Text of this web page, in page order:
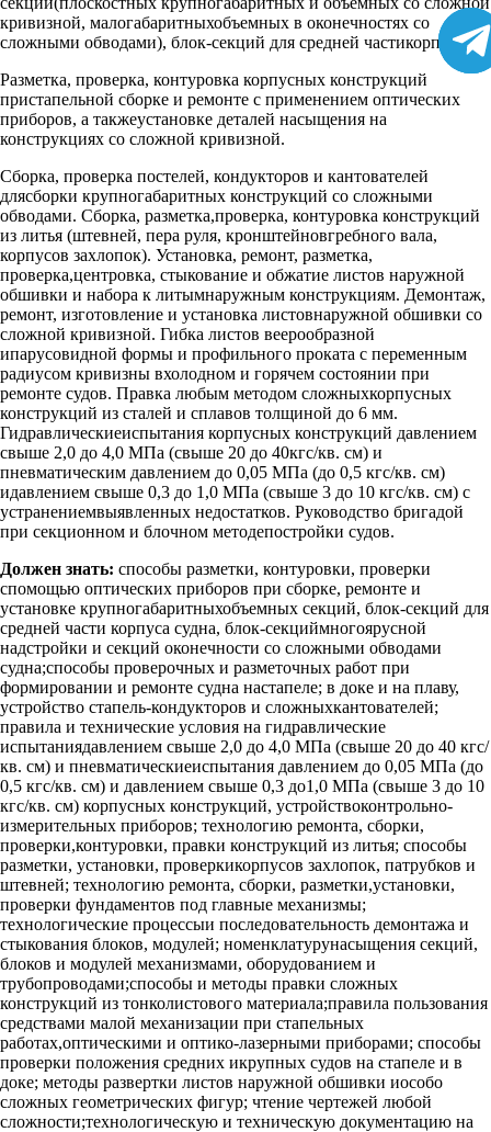
кривизной, малогабаритныхобъемных в оконечностях со
сложными обводами), блок-секций для средней частикорпуса.
Разметка, проверка, контуровка корпусных конструкций
пристапельной сборке и ремонте с применением оптических
приборов, а такжеустановке деталей насыщения на
конструкциях со сложной кривизной.
Сборка, проверка постелей, кондукторов и кантователей
длясборки крупногабаритных конструкций со сложными
обводами. Сборка, разметка,проверка, контуровка конструкций
из литья (штевней, пера руля, кронштейновгребного вала,
корпусов захлопок). Установка, ремонт, разметка,
проверка,центровка, стыкование и обжатие листов наружной
обшивки и набора к литымнаружным конструкциям. Демонтаж,
ремонт, изготовление и установка листовнаружной обшивки со
сложной кривизной. Гибка листов веерообразной
ипарусовидной формы и профильного проката с переменным
радиусом кривизны вхолодном и горячем состоянии при
ремонте судов. Правка любым методом сложныхкорпусных
конструкций из сталей и сплавов толщиной до 6 мм.
Гидравлическиеиспытания корпусных конструкций давлением
свыше 2,0 до 4,0 МПа (свыше 20 до 40кгс/кв. см) и
пневматическим давлением до 0,05 МПа (до 0,5 кгс/кв. см)
идавлением свыше 0,3 до 1,0 МПа (свыше 3 до 10 кгс/кв. см) с
устранениемвыявленных недостатков. Руководство бригадой
при секционном и блочном методепостройки судов.
Должен знать: способы разметки, контуровки, проверки
спомощью оптических приборов при сборке, ремонте и
установке крупногабаритныхобъемных секций, блок-секций для
средней части корпуса судна, блок-секциймногоярусной
надстройки и секций оконечности со сложными обводами
судна;способы проверочных и разметочных работ при
формировании и ремонте судна настапеле; в доке и на плаву,
устройство стапель-кондукторов и сложныхкантователей;
правила и технические условия на гидравлические
испытаниядавлением свыше 2,0 до 4,0 МПа (свыше 20 до 40 кгс/
кв. см) и пневматическиеиспытания давлением до 0,05 МПа (до
0,5 кгс/кв. см) и давлением свыше 0,3 до1,0 МПа (свыше 3 до 10
кгс/кв. см) корпусных конструкций, устройствоконтрольно-
измерительных приборов; технологию ремонта, сборки,
проверки,контуровки, правки конструкций из литья; способы
разметки, установки, проверкикорпусов захлопок, патрубков и
штевней; технологию ремонта, сборки, разметки,установки,
проверки фундаментов под главные механизмы;
технологические процессыи последовательность демонтажа и
стыкования блоков, модулей; номенклатурунасыщения секций,
блоков и модулей механизмами, оборудованием и
трубопроводами;способы и методы правки сложных
конструкций из тонколистового материала;правила пользования
средствами малой механизации при стапельных
работах,оптическими и оптико-лазерными приборами; способы
проверки положения средних икрупных судов на стапеле и в
доке; методы развертки листов наружной обшивки иособо
сложных геометрических фигур; чтение чертежей любой
сложности;технологическую и техническую документацию на